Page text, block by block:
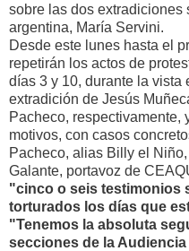
sobre las dos extradiciones
argentina, María Servini.
Desde este lunes hasta el
repetirán los actos de
días 3 y 10, durante la vista
extradición de Jesús
Pacheco, respectivamente,
motivos, con casos
Pacheco, alias Billy el
Galante, portavoz de
"cinco o seis testimonios
torturados los días que
"Tenemos la absoluta
secciones de la